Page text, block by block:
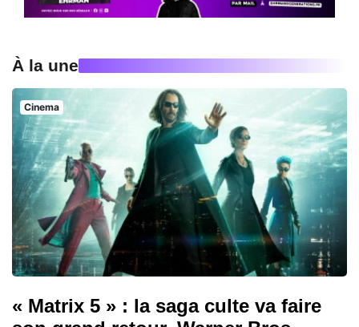
À la une
Cinema
« Matrix 5 » : la saga culte va faire